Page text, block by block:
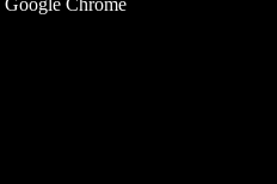
מאת Google Chrome